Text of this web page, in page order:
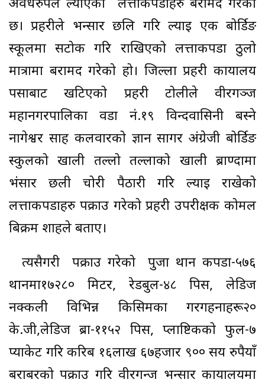
अवैधरुपेले ल्याएको लत्ताकपडाहरु बरामद गरेको
छ। प्रहरीले भन्सार छलि गरि ल्याई एक बोर्डिङ
स्कूलमा सटोक गरि राखिएको लत्ताकपडा ठुलो
मात्रामा बरामद गरेको हो। जिल्ला प्रहरी कार्यालय
पर्साबाट खटिएको प्रहरी टोलीले वीरगञ्ज
महानगरपालिका वडा नं.१९ विन्दवासिनी बस्ने
नागेश्वर साह कलवारको ज्ञान सागर अंग्रेजी बोर्डिङ
स्कुलको खाली तल्लो तल्लाको खाली ब्राण्दामा
भंसार छली चोरी पैठारी गरि ल्याई राखेको
लत्ताकपडाहरु पक्राउ गरेको प्रहरी उपरीक्षक कोमल
बिक्रम शाहले बताए।
त्यसैगरी पक्राउ गरेको पुजा थान कपडा-५७६
थानमा१७२८० मिटर, रेडबुल-४८ पिस, लेडिज
नक्कली विभिन्न किसिमका गरगहनाहरू२०
के.जी,लेडिज ब्रा-११५२ पिस, प्लाष्टिकको फुल-७
प्याकेट गरि करिब १६लाख ६७हजार ९०० सय रुपैयाँ
बराबरको पक्राउ गरि वीरगन्ज भन्सार कार्यालयमा